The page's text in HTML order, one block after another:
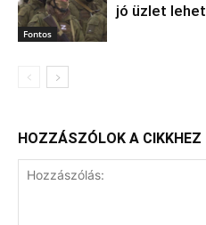
Fontos
jó üzlet lehet
HOZZÁSZÓLOK A CIKKHEZ